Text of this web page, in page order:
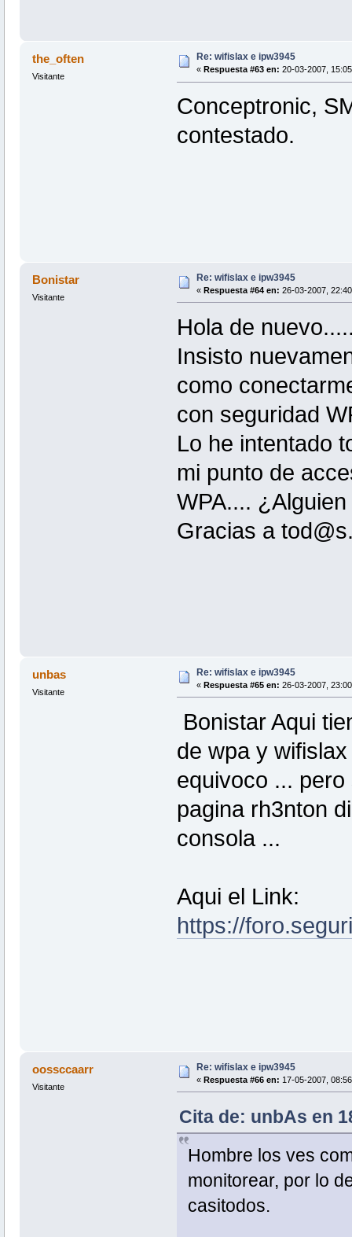
the_often
Visitante
Re: wifislax e ipw3945
« Respuesta #63 en: 20-03-2007,
Conceptronic,
contestado.
Bonistar
Visitante
Re: wifislax e ipw3945
« Respuesta #64 en: 26-03-2007,
Hola de
Insisto
como
con seguridad
Lo he intentado
mi punto de
WPA....
Gracias a
unbas
Visitante
Re: wifislax e ipw3945
« Respuesta #65 en: 26-03-2007,
Bonistar Aqui
de wpa y
equivoco ...
pagina rh3nton
consola ...
Aqui el Link:
https://
oossccaarr
Visitante
Re: wifislax e ipw3945
« Respuesta #66 en: 17-05-2007,
Cita de: unbAs en
Hombre los ves
monitorear, por lo
casitodos.